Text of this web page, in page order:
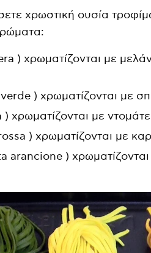
χρωστική ουσία
) χρωματίζονται με
) χρωματίζονται με
χρωματίζονται με
) χρωματίζονται με
arancione )